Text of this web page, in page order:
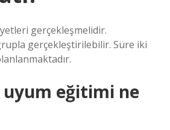
gerçekleşmelidir.
gerçekleştirilebilir. Süre iki
uyum eğitimi ne